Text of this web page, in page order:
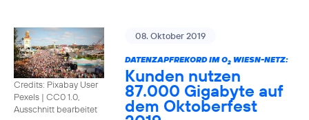
Credits: Pixabay User
Pexels | CC0 1.0,
Ausschnitt bearbeitet
08. Oktober 2019
DATENZAPFREKORD IM O2WIESN-NETZ:
Kunden nutzen
87.000 Gigabyte auf
dem Oktoberfest